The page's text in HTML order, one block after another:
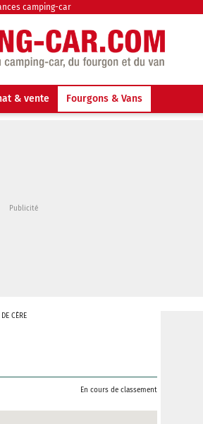
camping-car
& vente Fourgons & Vans
CÈRE
En cours de classement